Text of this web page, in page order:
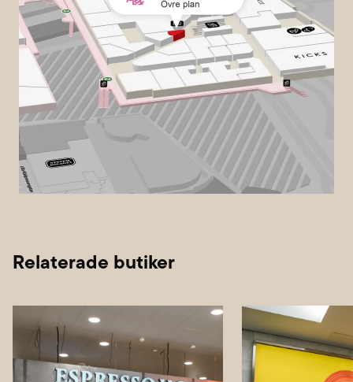
Relaterade butiker